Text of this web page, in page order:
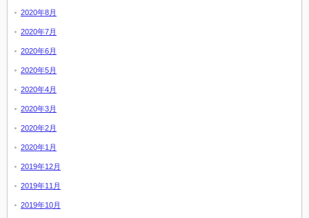
2020年8月
2020年7月
2020年6月
2020年5月
2020年4月
2020年3月
2020年2月
2020年1月
2019年12月
2019年11月
2019年10月